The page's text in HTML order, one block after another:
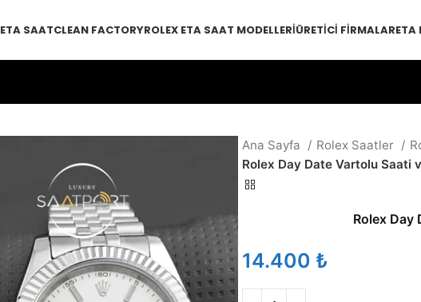
ETA SAATCLEAN FACTORYROLEX ETA SAAT MODELLERIÜRETICI FIRMALARETA
Ana Sayfa Rolex Saatler
Rolex Day Date Vartolu Saati
Rolex Day
₺